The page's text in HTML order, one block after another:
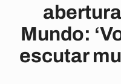
Mundo:
escutar